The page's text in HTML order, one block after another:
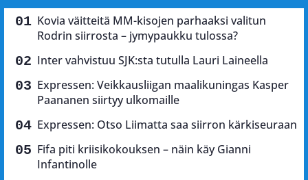
Kovia väitteitä MM-kisojen parhaaksi valitun
Rodrin siirrosta – jymypaukku tulossa?
Inter vahvistuu SJK:sta tutulla Lauri Laineella
Expressen: Veikkausliigan maalikuningas Kasper
Paananen siirtyy ulkomaille
Expressen: Otso Liimatta saa siirron kärkiseuraan
Fifa piti kriisikokouksen – näin käy Gianni
Infantinolle